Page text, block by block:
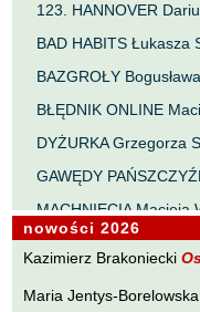
Bereza Henryk
Berezin Kostia
Bielawa Jacek
Biernacka Alina
Bieszczad Maciej
Bigoszewska Maria
Bitner Dariusz
Błahy Jarosław
123. HANNOVER
BAD HABITS Łukasza
BAZGROŁY
BŁĘDNIK ONLINE
DYŻURKA Grzegorza
GAWĘDY
MACHNIĘCIA Macieja
nowości 2026
Kazimierz Brakoniecki
Maria Jentys-